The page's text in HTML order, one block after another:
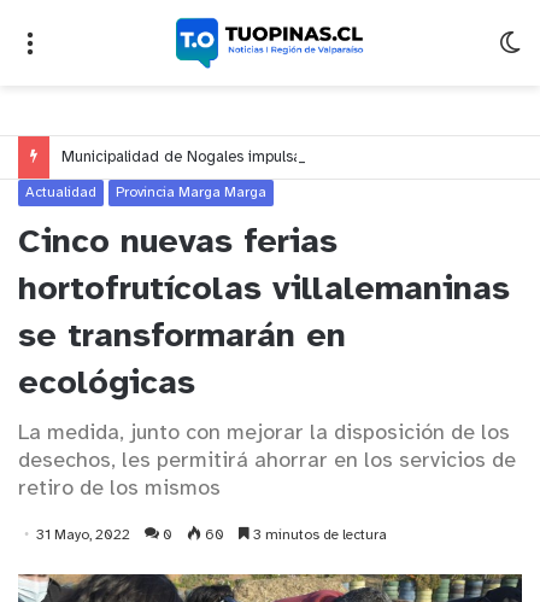
Actualidad Provincia Marga Marga
Cinco nuevas ferias
hortofrutícolas villalemaninas
se transformarán en
ecológicas
La medida, junto con mejorar la disposición de los
desechos, les permitirá ahorrar en los servicios de
retiro de los mismos
31 Mayo, 2022 0 60 3 minutos de lectura